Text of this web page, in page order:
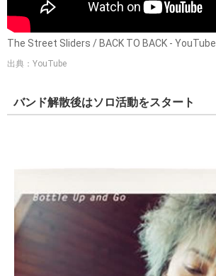
The Street Sliders / BACK TO BACK - YouTube
出典：YouTube
バンド解散後はソロ活動をスタート